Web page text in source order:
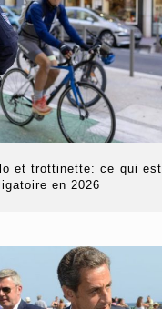
et trottinette: ce qui est
en 2026